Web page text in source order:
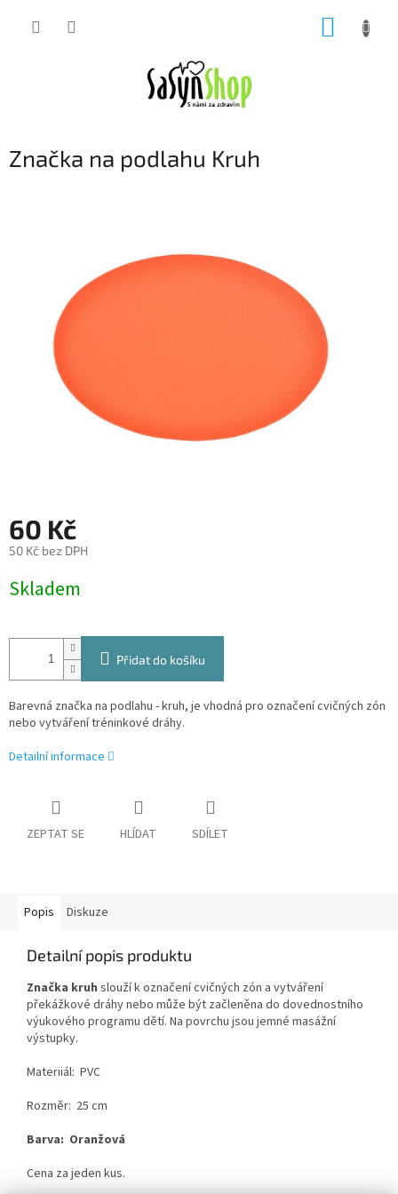
Značka na podlahu Kruh
60 Kč
50 Kč bez DPH
cena:
Skladem
Přidat do košíku
Barevná značka na podlahu - kruh, je vhodná pro označení cvičných zón
nebo vytváření tréninkové dráhy.
Detailní informace
ZEPTAT SE HLÍDAT SDÍLET
Popis Diskuze
Detailní popis produktu
Značka kruh slouží k označení cvičných zón a vytváření
překážkové dráhy nebo může být začleněna do dovednostního
výukového programu dětí. Na povrchu jsou jemné masážní
výstupky.
Materiiál: PVC
Rozměr: 25 cm
Barva: Oranžová
Cena za jeden kus.